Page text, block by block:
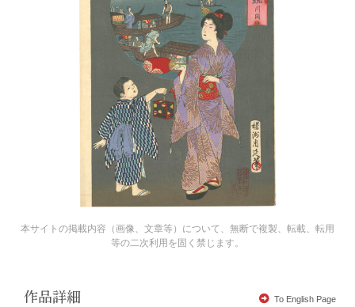
本サイトの掲載内容（画像、文章等）について、無断で複製、転載、転用
等の二次利用を固く禁じます。
作品詳細 To English Page